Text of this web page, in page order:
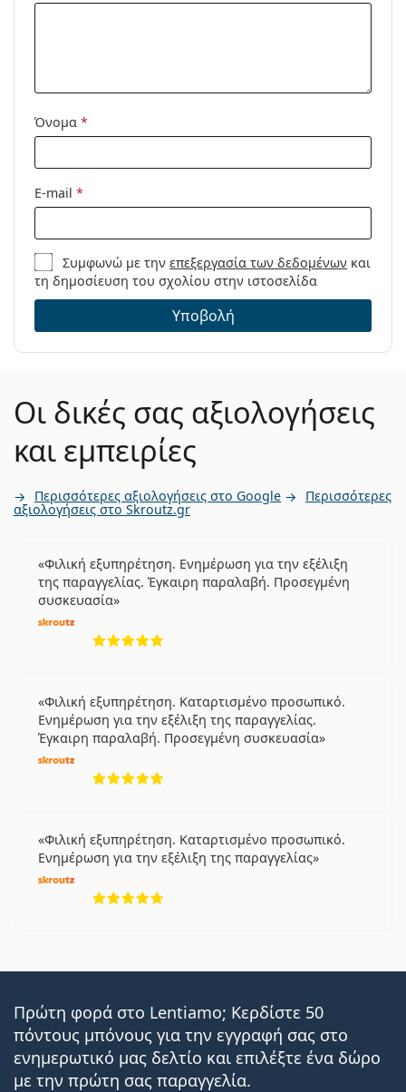
Όνομα *
E-mail *
Συμφωνώ με τηνεπεξεργασία των δεδομένων και
τη δημοσίευση του σχολίου στην ιστοσελίδα
Υποβολή
Οι δικές σας αξιολογήσεις
και εμπειρίες
Περισσότερες αξιολογήσεις στο Google Περισσότερες
αξιολογήσεις στο Skroutz.gr
Φιλική εξυπηρέτηση. Ενημέρωση για την εξέλιξη
της παραγγελίας. Έγκαιρη παραλαβή. Προσεγμένη
συσκευασία
Φιλική εξυπηρέτηση. Καταρτισμένο προσωπικό.
Ενημέρωση για την εξέλιξη της παραγγελίας.
Έγκαιρη παραλαβή. Προσεγμένη συσκευασία
Φιλική εξυπηρέτηση. Καταρτισμένο προσωπικό.
Ενημέρωση για την εξέλιξη της παραγγελίας
Πρώτη φορά στο Lentiamo; Κερδίστε 50
πόντους μπόνους για την εγγραφή σας στο
ενημερωτικό μας δελτίο και επιλέξτε ένα δώρο
με την πρώτη σας παραγγελία.